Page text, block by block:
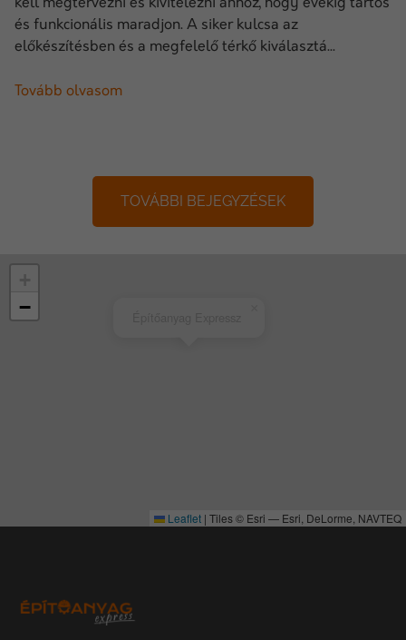
kell megtervezni és kivitelezni ahhoz, hogy évekig tartós
és funkcionális maradjon. A siker kulcsa az
előkészítésben és a megfelelő térkő kiválasztá...
Tovább olvasom
TOVÁBBI BEJEGYZÉSEK
−
Leaflet | Tiles © Esri — Esri, DeLorme, NAVTEQ